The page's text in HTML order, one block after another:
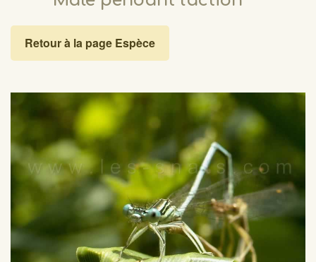
Retour à la page Espèce